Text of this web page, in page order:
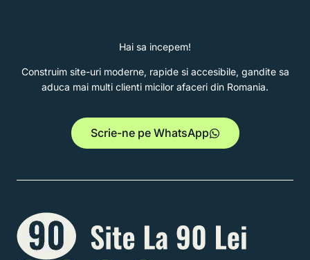
Hai sa incepem!
Construim site-uri moderne, rapide si accesibile, gandite sa
aduca mai multi clienti micilor afaceri din Romania.
Scrie-ne pe WhatsApp